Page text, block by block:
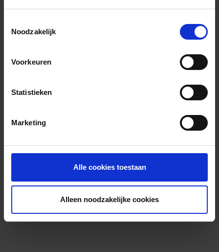
Noodzakelijk
Voorkeuren
Statistieken
Marketing
Alle cookies toestaan
Alleen noodzakelijke cookies